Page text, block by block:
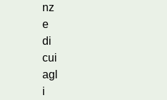
nz
e
di
cui
agl
i